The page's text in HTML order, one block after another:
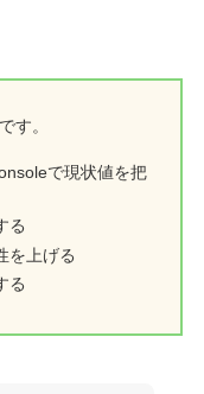
す。
で現状値を把
る
を上げる
る